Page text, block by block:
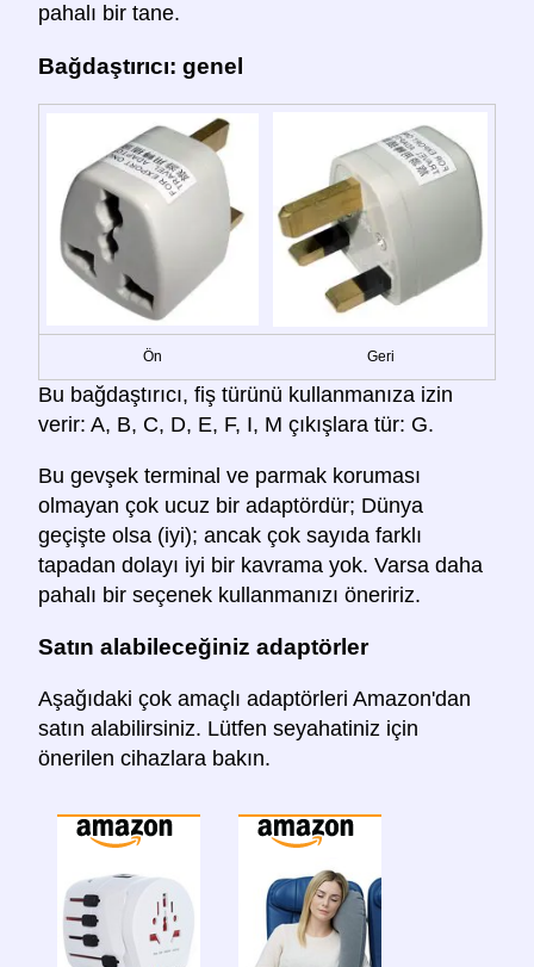
pahalı bir tane.
Bağdaştırıcı: genel
Ön Geri
Bu bağdaştırıcı, fiş türünü kullanmanıza izin
verir: A, B, C, D, E, F, I, M çıkışlara tür: G.
Bu gevşek terminal ve parmak koruması
olmayan çok ucuz bir adaptördür; Dünya
geçişte olsa (iyi); ancak çok sayıda farklı
tapadan dolayı iyi bir kavrama yok. Varsa daha
pahalı bir seçenek kullanmanızı öneririz.
Satın alabileceğiniz adaptörler
Aşağıdaki çok amaçlı adaptörleri Amazon'dan
satın alabilirsiniz. Lütfen seyahatiniz için
önerilen cihazlara bakın.